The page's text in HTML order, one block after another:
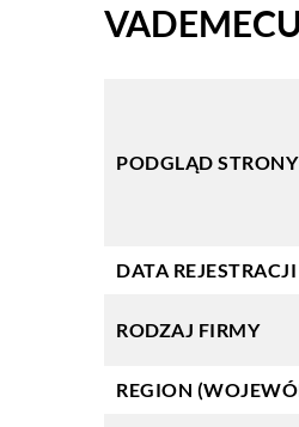
PODGLĄD STRONY
DATA
RODZAJ FIRMY
REGION